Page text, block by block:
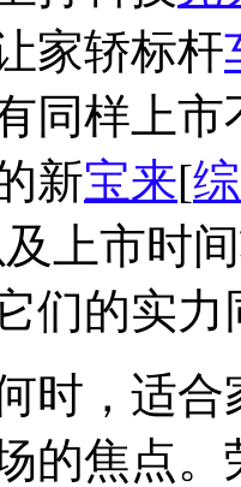
家轿标杆
同样上市
新宝来[
上市时
们的实
时，适
的焦点。